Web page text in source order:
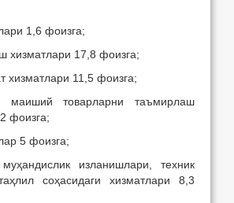
1,6 фоизга;
хизматлари 17,8 фоизга;
хизматлари 11,5 фоизга;
маиший товарларни таъмирлаш
фоизга;
5 фоизга;
изланишлари, техник
соҳасидаги хизматлари 8,3